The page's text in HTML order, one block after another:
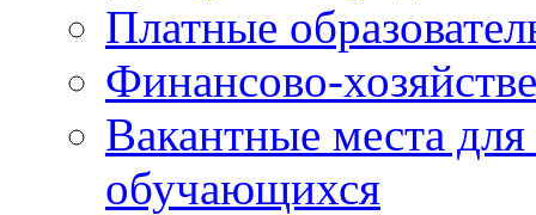
Платные
Финансово-
Вакантные места
обучающихся